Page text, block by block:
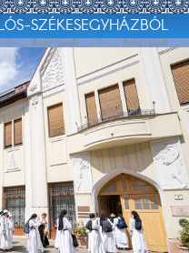
SZÉKESEGYHÁZBÓL